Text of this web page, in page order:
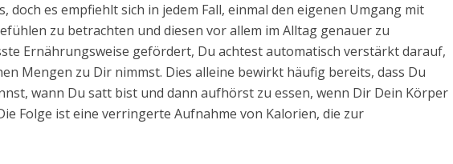
doch es empfiehlt sich in jedem Fall, einmal den eigenen Umgang mit
zu betrachten und diesen vor allem im Alltag genauer zu
Ernährungsweise gefördert, Du achtest automatisch verstärkt darauf,
Mengen zu Dir nimmst. Dies alleine bewirkt häufig bereits, dass Du
wann Du satt bist und dann aufhörst zu essen, wenn Dir Dein Körper
Folge ist eine verringerte Aufnahme von Kalorien, die zur